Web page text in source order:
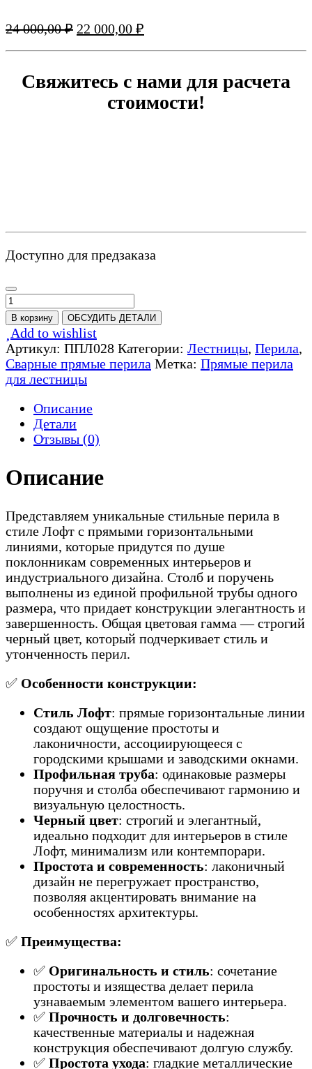
24 000,00₽ Первоначальная
000,00 ₽.
22 000,00 ₽
Свяжитесь с нами для расчета
стоимости!
Доступно для предзаказа
Количество
товара
Перила
прямые
горизонтальные
-
ППЛ028
В корзину ОБСУДИТЬ ДЕТАЛИ
Add to wishlist
Артикул: ППЛ028 Категории: Лестницы, Перила,
Сварные прямые перила Метка: Прямые перила
для лестницы
Описание
Детали
Отзывы (0)
Описание
Представляем уникальные стильные перила в
стиле Лофт с прямыми горизонтальными
линиями, которые придутся по душе
поклонникам современных интерьеров и
индустриального дизайна. Столб и поручень
выполнены из единой профильной трубы одного
размера, что придает конструкции элегантность и
завершенность. Общая цветовая гамма — строгий
черный цвет, который подчеркивает стиль и
утонченность перил.
✅ Особенности конструкции:
Стиль Лофт: прямые горизонтальные линии
создают ощущение простоты и
лаконичности, ассоциирующееся с
городскими крышами и заводскими окнами.
Профильная труба: одинаковые размеры
поручня и столба обеспечивают гармонию и
визуальную целостность.
Черный цвет: строгий и элегантный,
идеально подходит для интерьеров в стиле
Лофт, минимализм или контемпорари.
Простота и современность: лаконичный
дизайн не перегружает пространство,
позволяя акцентировать внимание на
особенностях архитектуры.
✅ Преимущества:
✅ Оригинальность и стиль: сочетание
простоты и изящества делает перила
узнаваемым элементом вашего интерьера.
✅ Прочность и долговечность:
качественные материалы и надежная
конструкция обеспечивают долгую службу.
✅ Простота ухода: гладкие металлические